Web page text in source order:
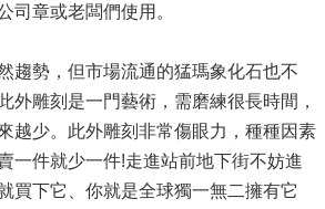
司章或老闆們使用。
趨勢，但市場流通的猛瑪象化石也不
外雕刻是一門藝術，需磨練很長時間，
越少。此外雕刻非常傷眼力，種種因素
一件就少一件!走進站前地下街不妨進
買下它、你就是全球獨一無二擁有它